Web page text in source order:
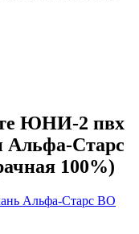
ЮНИ-2 пвх
Альфа-Старс
100%)